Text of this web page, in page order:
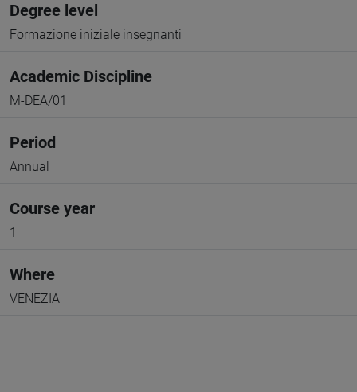
Degree level
Formazione iniziale insegnanti
Academic Discipline
M-DEA/01
Period
Annual
Course year
1
Where
VENEZIA